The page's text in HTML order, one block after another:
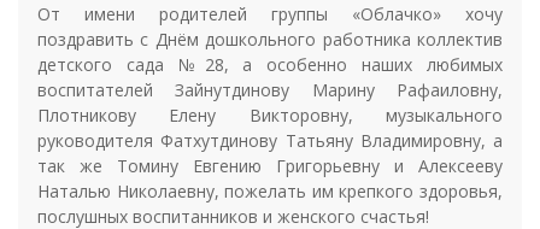
От имени родителей группы «Облачко» хочу
поздравить с Днём дошкольного работника коллектив
детского сада №28, а особенно наших любимых
воспитателей Зайнутдинову Марину Рафаиловну,
Плотникову Елену Викторовну, музыкального
руководителя Фатхутдинову Татьяну Владимировну, а
так же Томину Евгению Григорьевну и Алексееву
Наталью Николаевну, пожелать им крепкого здоровья,
послушных воспитанников и женского счастья!